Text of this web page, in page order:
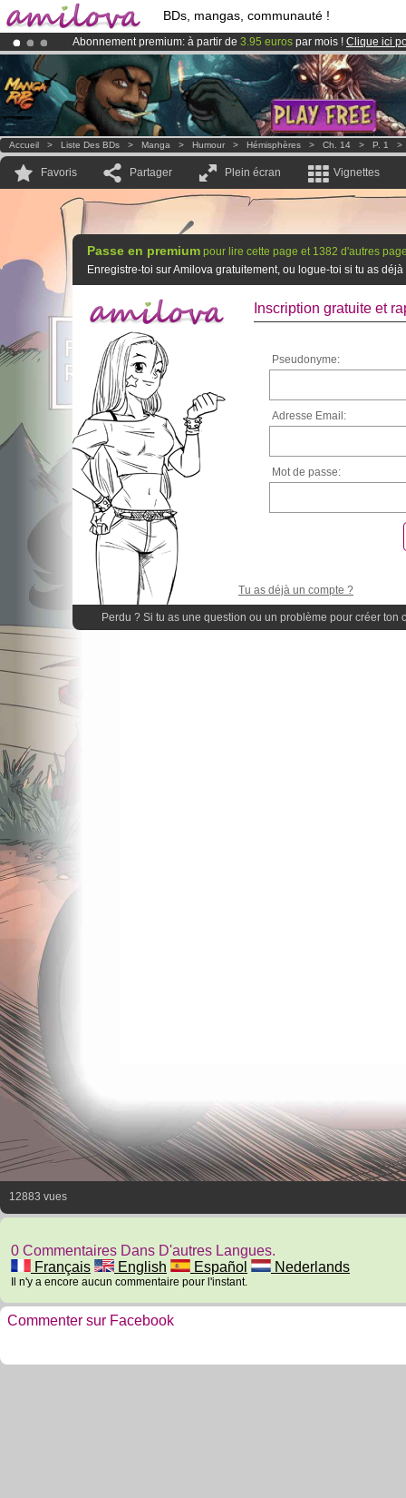
BDs, mangas, communauté !
Abonnement premium: à partir de 3.95 euros par mois ! Clique ici
Déjà 100000membreset 1000BDs & Mangas!
LeKickstarter Amilova est désormais lancé
Accueil > Liste Des BDs > Manga > Humour > Hémisphères > Ch. 14 > P. 1
Favoris Partager Plein écran Vignettes
Passe en premium pour lire cette page et 1382 d'autres
Enregistre-toi sur Amilova gratuitement, ou logue-toi si tu as
Inscription gratuite et
Pseudonyme:
Adresse Email:
Mot de passe:
Tu as déjà un compte ?
Perdu ? Si tu as une question ou un problème pour créer ton
12883 vues
0 Commentaires Dans D'autres Langues.
Français
English Español Nederlands
Il n'y a encore aucun commentaire pour l'instant.
Commenter sur Facebook